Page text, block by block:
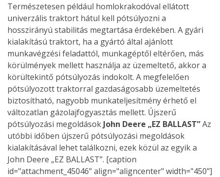
Természetesen például homlokrakodóval ellátott
univerzális traktort hátul kell pótsúlyozni a
hosszirányú stabilitás megtartása érdekében. A gyári
kialakítású traktort, ha a gyártó által ajánlott
munkavégzési feladattól, munkagéptől eltérően, más
körülmények mellett használja az üzemeltető, akkor a
körültekintő pótsúlyozás indokolt. A megfelelően
pótsúlyozott traktorral gazdaságosabb üzemeltetés
biztosítható, nagyobb munkateljesítmény érhető el
változatlan gázolajfogyasztás mellett. Újszerű
pótsúlyozási megoldások John Deere „EZ BALLAST”Az
utóbbi időben újszerű pótsúlyozási megoldások
kialakításával lehet találkozni, ezek közül az egyik a
John Deere „EZ BALLAST”. [caption
id="attachment_45046" align="aligncenter" width="450"]